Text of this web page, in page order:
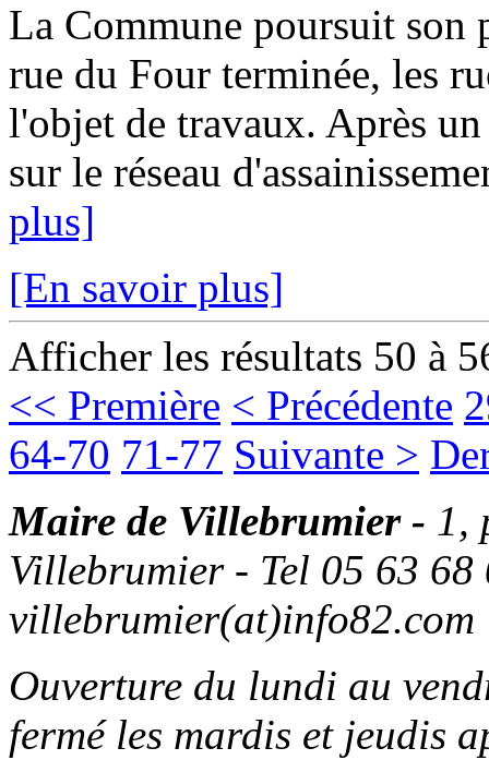
La Commune poursuit
rue du Four terminée, les
l'objet de travaux. Après un
sur le réseau
plus]
[En savoir plus]
Afficher les résultats 50 à
<< Première < Précédente
64-70 71-77 Suivante >
Maire de Villebrumier - 1,
Villebrumier - Tel 05 63
villebrumier(at)info82.com
Ouverture du lundi au
fermé les mardis et jeudis